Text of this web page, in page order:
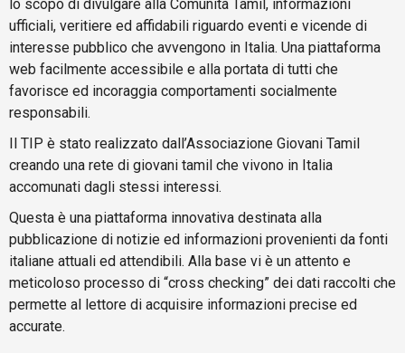
lo scopo di divulgare alla Comunità Tamil, informazioni
ufficiali, veritiere ed affidabili riguardo eventi e vicende di
interesse pubblico che avvengono in Italia. Una piattaforma
web facilmente accessibile e alla portata di tutti che
favorisce ed incoraggia comportamenti socialmente
responsabili.
Il TIP è stato realizzato dall’Associazione Giovani Tamil
creando una rete di giovani tamil che vivono in Italia
accomunati dagli stessi interessi.
Questa è una piattaforma innovativa destinata alla
pubblicazione di notizie ed informazioni provenienti da fonti
italiane attuali ed attendibili. Alla base vi è un attento e
meticoloso processo di “cross checking” dei dati raccolti che
permette al lettore di acquisire informazioni precise ed
accurate.